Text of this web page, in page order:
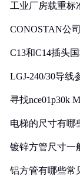
工业厂房载重标
CONOSTAN公
C13和C14插头
LGJ-240/30导线
寻找nce01p30k
电梯的尺寸有哪
镀锌方管尺寸一
铝方管有哪些常